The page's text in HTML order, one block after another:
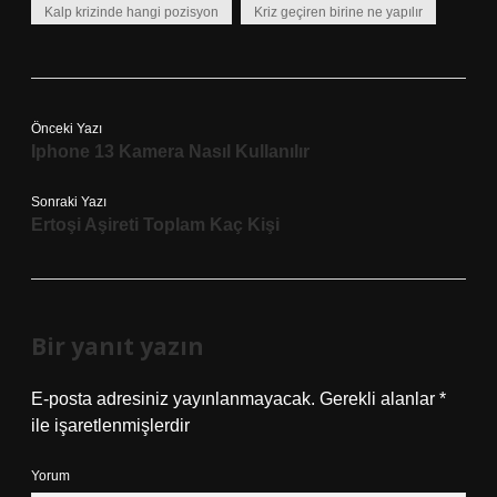
Kalp krizinde hangi pozisyon Kriz geçiren birine ne yapılır
Önceki Yazı
Iphone 13 Kamera Nasıl Kullanılır
Sonraki Yazı
Ertoşi Aşireti Toplam Kaç Kişi
Bir yanıt yazın
E-posta adresiniz yayınlanmayacak. Gerekli alanlar *
ile işaretlenmişlerdir
Yorum